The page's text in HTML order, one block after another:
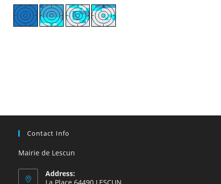
Contact Info
Mairie de Lescun
Address:
La Place 64490 LESCUN